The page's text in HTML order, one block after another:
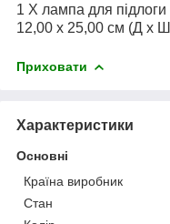
1 X лампа для
12,00 x 25,00 см (Д x
Приховати
Характеристики
Основні
Країна виробник
Стан